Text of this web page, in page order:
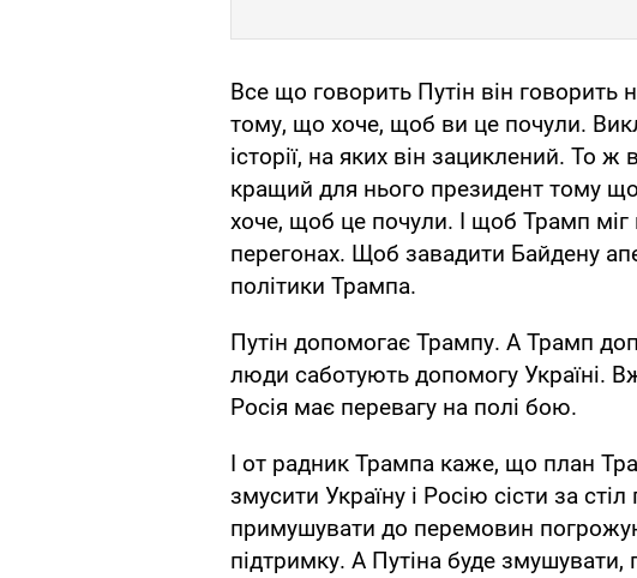
Все що говорить Путін він говорить
тому, що хоче, щоб ви це почули.
історії, на яких він зациклений. То
кращий для нього президент тому
хоче, щоб це почули. І щоб Трамп
перегонах. Щоб завадити Байдену
політики Трампа.
Путін допомогає Трампу. А Трамп
люди саботують допомогу Україні.
Росія має перевагу на полі бою.
І от радник Трампа каже, що план
змусити Україну і Росію сісти за
примушувати до перемовин
підтримку. А Путіна буде